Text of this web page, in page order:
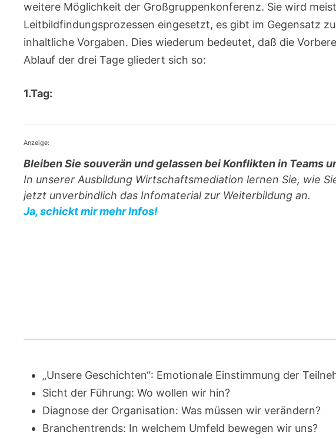
weitere Möglichkeit der Großgruppenkonferenz. Sie wird
Leitbildfindungsprozessen eingesetzt, es gibt im Gegensatz
inhaltliche Vorgaben. Dies wiederum bedeutet, daß die
Ablauf der drei Tage gliedert sich so:
1.Tag:
Anzeige:
Bleiben Sie souverän und gelassen bei Konflikten in Teams
In unserer Ausbildung Wirtschaftsmediation lernen Sie, wie
jetzt unverbindlich das Infomaterial zur Weiterbildung an.
Ja, schickt mir mehr Infos!
„Unsere Geschichten“: Emotionale Einstimmung der
Sicht der Führung: Wo wollen wir hin?
Diagnose der Organisation: Was müssen wir verändern?
Branchentrends: In welchem Umfeld bewegen wir uns?